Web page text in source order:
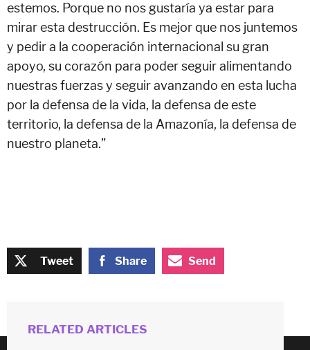
estemos. Porque no nos gustaría ya estar para
mirar esta destrucción. Es mejor que nos juntemos
y pedir a la cooperación internacional su gran
apoyo, su corazón para poder seguir alimentando
nuestras fuerzas y seguir avanzando en esta lucha
por la defensa de la vida, la defensa de este
territorio, la defensa de la Amazonía, la defensa de
nuestro planeta.”
Tweet Share Send
RELATED ARTICLES